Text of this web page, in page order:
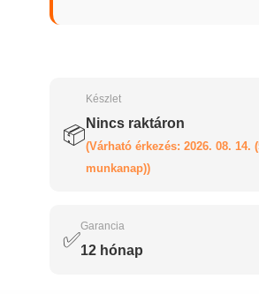
📦
Készlet
Nincs raktáron
(Várható érkezés: 2026. 08. 14.
munkanap))
✅
Garancia
12 hónap